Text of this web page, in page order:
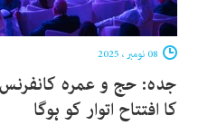
جدہ: حج و عمرہ
کا افتتاح اتوار کو ہوگا